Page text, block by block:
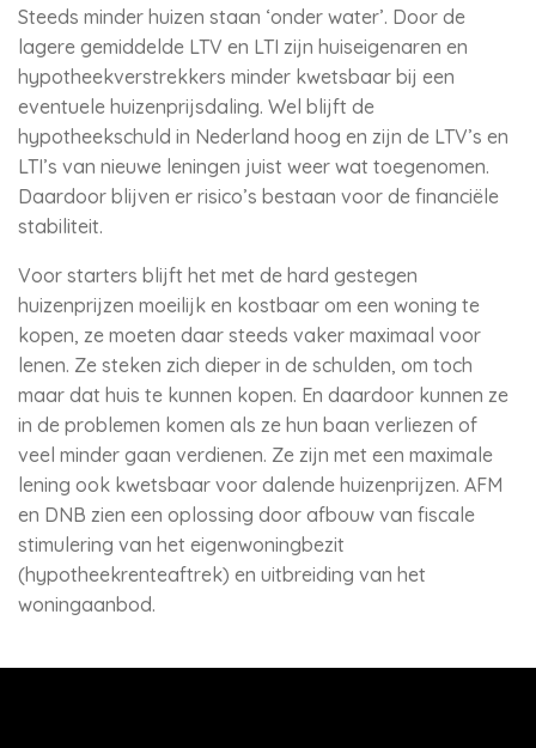
Steeds minder huizen staan ‘onder water’. Door de
lagere gemiddelde LTV en LTI zijn huiseigenaren en
hypotheekverstrekkers minder kwetsbaar bij een
eventuele huizenprijsdaling. Wel blijft de
hypotheekschuld in Nederland hoog en zijn de LTV’s en
LTI’s van nieuwe leningen juist weer wat toegenomen.
Daardoor blijven er risico’s bestaan voor de financiële
stabiliteit.
Voor starters blijft het met de hard gestegen
huizenprijzen moeilijk en kostbaar om een woning te
kopen, ze moeten daar steeds vaker maximaal voor
lenen. Ze steken zich dieper in de schulden, om toch
maar dat huis te kunnen kopen. En daardoor kunnen ze
in de problemen komen als ze hun baan verliezen of
veel minder gaan verdienen. Ze zijn met een maximale
lening ook kwetsbaar voor dalende huizenprijzen. AFM
en DNB zien een oplossing door afbouw van fiscale
stimulering van het eigenwoningbezit
(hypotheekrenteaftrek) en uitbreiding van het
woningaanbod.